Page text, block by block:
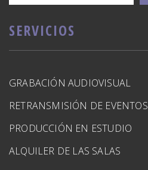
SERVICIOS
GRABACIÓN AUDIOVISUAL
RETRANSMISIÓN DE EVENTOS
PRODUCCIÓN EN ESTUDIO
ALQUILER DE LAS SALAS